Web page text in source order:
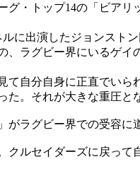
・トップ14の「ビア
に出演したジョンスト
ラグビー界にいるゲ
て自分自身に正直でい
。それが大きな重圧と
ラグビー界での受容に
ルセイダーズに戻っ